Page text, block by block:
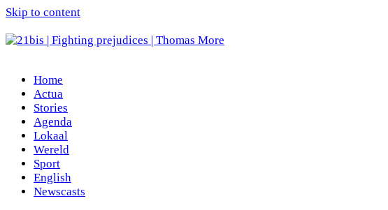
Skip to content
Home
Actua
Stories
Agenda
Lokaal
Wereld
Sport
English
Newscasts